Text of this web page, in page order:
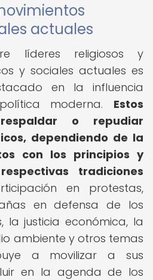
actuales
líderes religiosos y
y sociales actuales es
en la influencia
moderna. Estos
o repudiar
dependiendo de la
con los principios y
tradiciones
en protestas,
en defensa de los
la justicia económica, la
ambiente y otros temas
a movilizar a sus
en la agenda de los